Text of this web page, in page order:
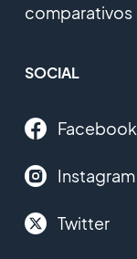
comparativos
SOCIAL
Facebook
Instagram
Twitter